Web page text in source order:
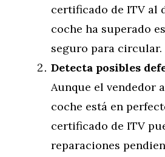
certificado de ITV al
coche ha superado
seguro para circular.
Detecta posibles
Aunque el vendedor
coche está en
certificado de ITV
reparaciones